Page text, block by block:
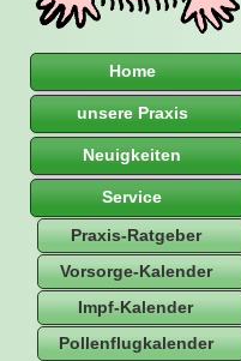
Home
unsere Praxis
Neuigkeiten
Service
Praxis-Ratgeber
Vorsorge-Kalender
Impf-Kalender
Pollenflugkalender